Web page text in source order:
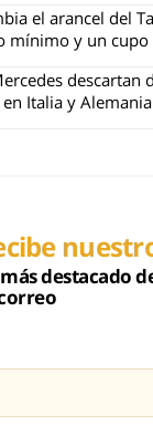
el arancel del
mínimo y un cupo
descartan
Italia y Alemania
destacado